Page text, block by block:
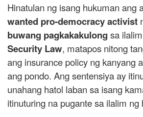
Hinatulan ng isang hukuman ang
wanted pro-democracy activist
buwang pagkakakulong sa
Security Law, matapos nitong
ang insurance policy ng kanyang
ang pondo. Ang sentensiya ay
unahang hatol laban sa isang
itinuturing na pugante sa ilalim ng